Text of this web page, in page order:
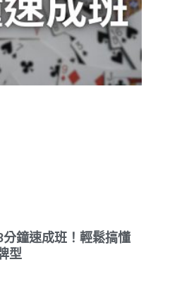
分鐘速成班！輕鬆搞懂
型